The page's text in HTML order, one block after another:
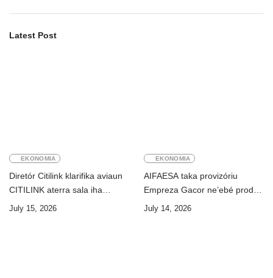
Latest Post
EKONOMIA
Diretór Citilink klarifika aviaun
CITILINK aterra sala iha
Aeroportu Komoro ne’e
July 15, 2026
EKONOMIA
AIFAESA taka provizóriu
Empreza Gacor ne’ebé prodús
“pentolan”
July 14, 2026